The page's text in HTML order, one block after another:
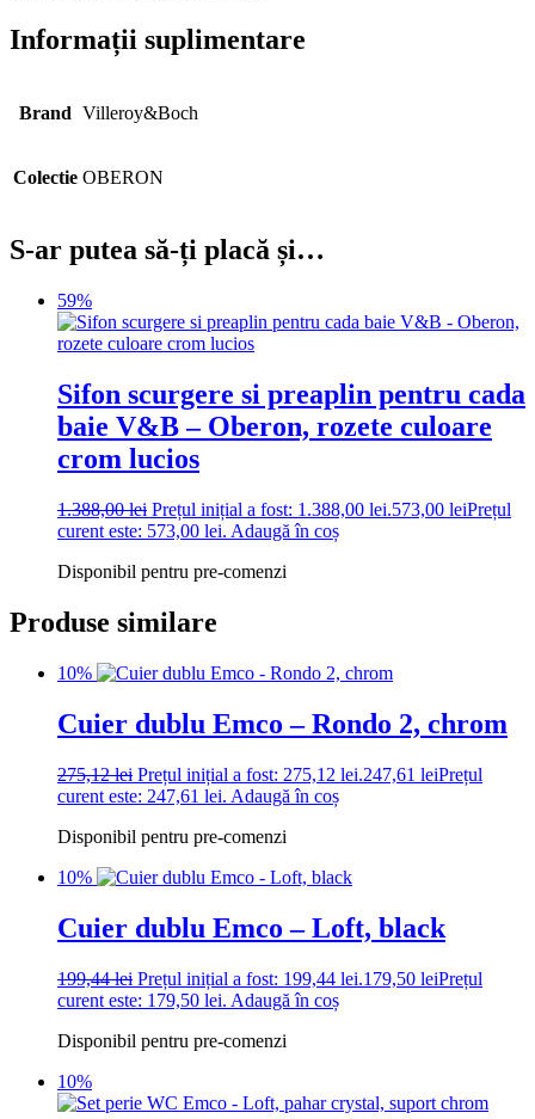
Informații suplimentare
Brand Villeroy&Boch
Colectie OBERON
S-ar putea să-ți placă și…
59%
Sifon scurgere si preaplin pentru cada
baie V&B – Oberon, rozete culoare
crom lucios
1.388,00lei Prețul inițial a fost: 1.388,00 lei.573,00 leiPrețul
curent este: 573,00 lei. Adaugă în coș
Disponibil pentru pre-comenzi
Produse similare
10%
Cuier dublu Emco – Rondo 2, chrom
275,12lei Prețul inițial a fost: 275,12 lei.247,61 leiPrețul
curent este: 247,61 lei. Adaugă în coș
Disponibil pentru pre-comenzi
10%
Cuier dublu Emco – Loft, black
199,44lei Prețul inițial a fost: 199,44 lei.179,50 leiPrețul
curent este: 179,50 lei. Adaugă în coș
Disponibil pentru pre-comenzi
10%